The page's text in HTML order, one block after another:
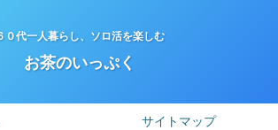
０代一人暮らし、ソロ活を楽しむ
お茶のいっぷく
サイトマップ